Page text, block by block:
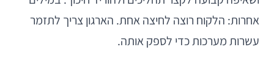
אחרות: הלקוח רוצה לחיצה אחת. הארגון צריך לתזמר
עשרות מערכות כדי לספק אותה.